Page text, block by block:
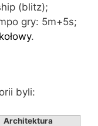
(blitz);
gry: 5m+5s;
.
byli:
Architektura